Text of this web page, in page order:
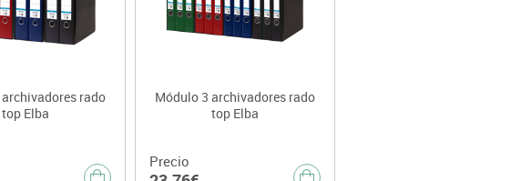
rado
top Elba
Módulo 3 archivadores rado
top Elba
Precio